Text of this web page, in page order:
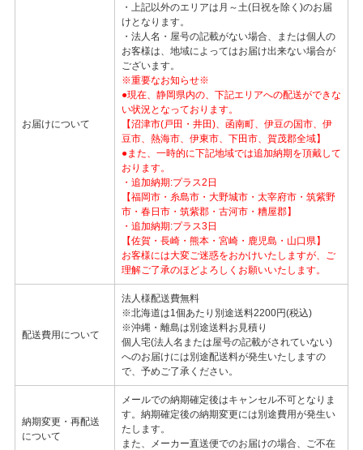
お届けについて
・上記以外のエリアは月～土(日祝を除く)のお届
けとなります。
・法人名・屋号の記載がない場合、または個人の
お客様は、地域によってはお届け出来ない場合が
ございます。
※重要なお知らせ※
●現在、静岡県内の、下記エリアへの配送ができな
い状況となっております。
【沼津市(戸田・井田)、函南町、伊豆の国市、伊
豆市、熱海市、伊東市、下田市、賀茂郡全域】
●また、一時的に下記地域では追加納期を頂戴して
おります。
・追加納期:プラス2日
【福岡市・糸島市・大野城市・太宰府市・筑紫野
市・春日市・筑紫郡・古河市・糟屋郡】
・追加納期:プラス3日
【佐賀・長崎・熊本・宮崎・鹿児島・山口県】
お客様には大変ご迷惑をおかけいたしますが、ご
理解ご了承のほどよろしくお願いいたします。
配送費用について
法人様配送費無料
※北海道は1個あたり別途送料2200円(税込)
※沖縄・離島は別途送料お見積り
個人宅(法人名または屋号の記載がされていない)
へのお届けには別途配送料が発生いたしますの
で、予めご了承ください。
納期変更・再配送
について
メールでの納期確定後はキャンセル不可となりま
す。納期確定後の納期変更には別途費用が発生い
たします。
また、メーカー直送便でのお届けの場合、ご不在